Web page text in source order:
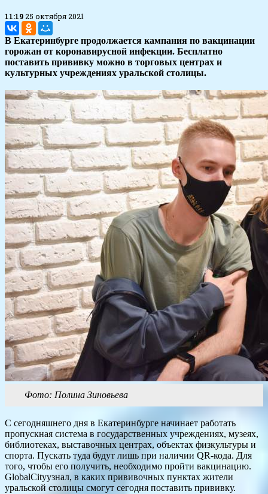
11:1925 октября 2021
В Екатеринбурге продолжается кампания по вакцинации
горожан от коронавирусной инфекции. Бесплатно
поставить прививку можно в торговых центрах и
культурных учреждениях уральской столицы.
Фото: Полина Зиновьева
С сегодняшнего дня в Екатеринбурге начинает работать
пропускная система в государственных учреждениях, музеях,
библиотеках, выставочных центрах, объектах физкультуры и
спорта. Пускать туда будут лишь при наличии QR-кода. Для
того, чтобы его получить, необходимо пройти вакцинацию.
GlobalCityузнал, в каких прививочных пунктах жители
уральской столицы смогут сегодня поставить прививку.